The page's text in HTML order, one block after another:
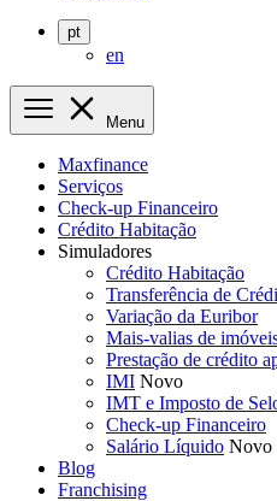
pt
en
Menu
Maxfinance
Serviços
Check-up Financeiro
Crédito Habitação
Simuladores
Crédito Habitação
Transferência de
Variação da Euribor
Mais-valias de
Prestação de crédito
IMI Novo
IMT e Imposto de
Check-up Financeiro
Salário Líquido Novo
Blog
Franchising